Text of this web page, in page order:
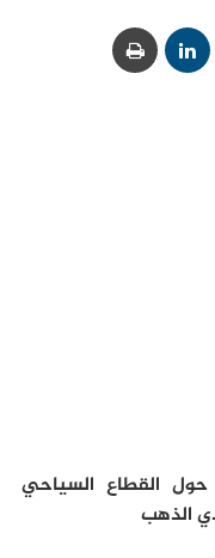
حول القطاع السياحي
الذهب